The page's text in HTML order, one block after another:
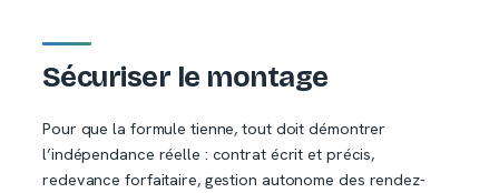
Sécuriser le montage
Pour que la formule tienne, tout doit démontrer
l’indépendance réelle : contrat écrit et précis,
redevance forfaitaire, gestion autonome des rendez-